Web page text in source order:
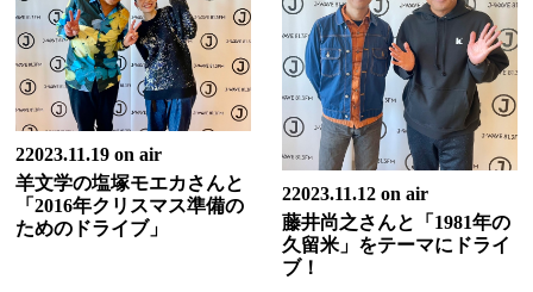
22023.11.19 on air
羊文学の塩塚モエカさんと
「2016年クリスマス準備の
ためのドライブ」
22023.11.12 on air
藤井尚之さんと「1981年の
久留米」をテーマにドライ
ブ！